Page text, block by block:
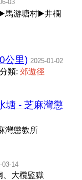
03
馬游塘村▶️井欄
公里) 2025-01-02
分類:郊遊徑
塘 - 芝麻灣懲
灣懲教所
03-14
、大欖監獄